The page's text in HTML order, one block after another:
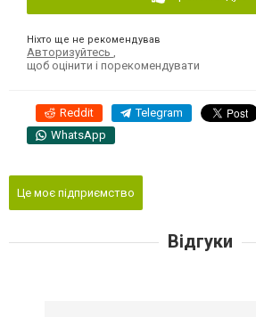
Ніхто ще не рекомендував
Авторизуйтесь
щоб оцінити і порекомендувати
Reddit Telegram
WhatsApp
Це моє підприємство
Відгуки